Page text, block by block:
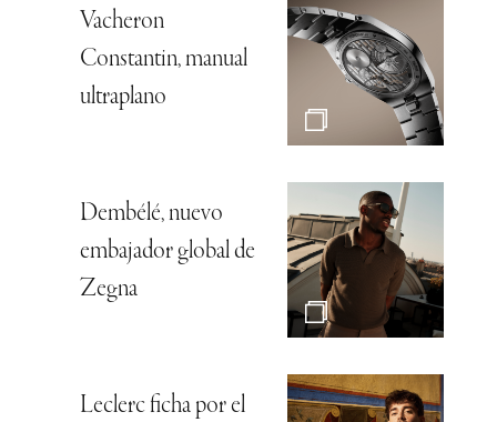
Vacheron
Constantin, manual
ultraplano
Dembélé, nuevo
embajador global de
Zegna
Leclerc ficha por el